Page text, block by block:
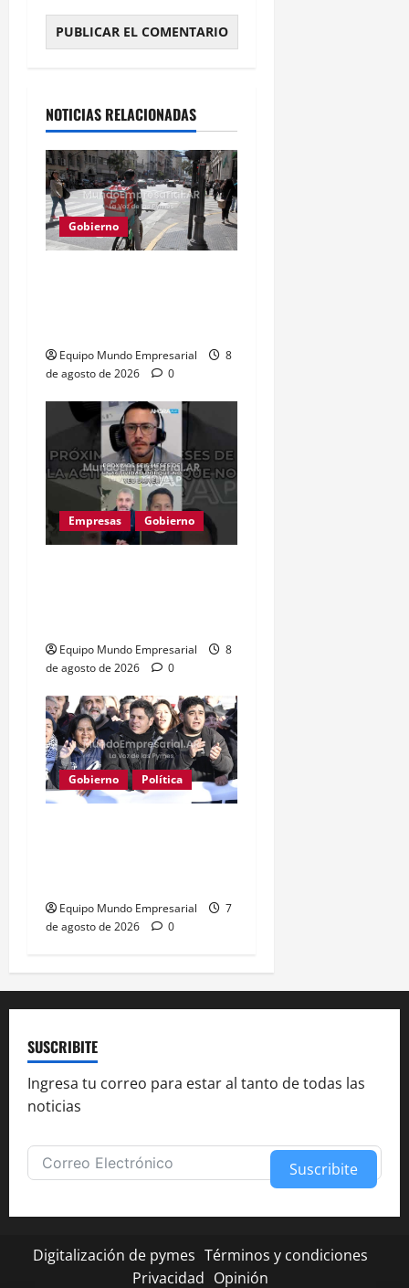
NOTICIAS RELACIONADAS
Gobierno
Equipo Mundo Empresarial
8
de agosto de 2026
0
Empresas Gobierno
Equipo Mundo Empresarial
8
de agosto de 2026
0
Gobierno Política
Equipo Mundo Empresarial
7
de agosto de 2026
0
SUSCRIBITE
Ingresa tu correo para estar al tanto de todas las
noticias
Suscribite
Digitalización de pymes Términos y condiciones
Privacidad Opinión